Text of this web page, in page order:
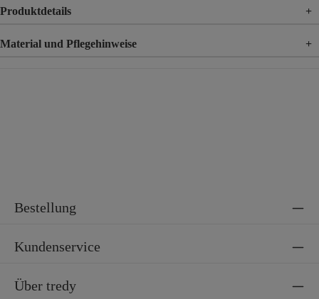
Produktdetails +
Material und Pflegehinweise +
Bestellung
Kundenservice
Über tredy